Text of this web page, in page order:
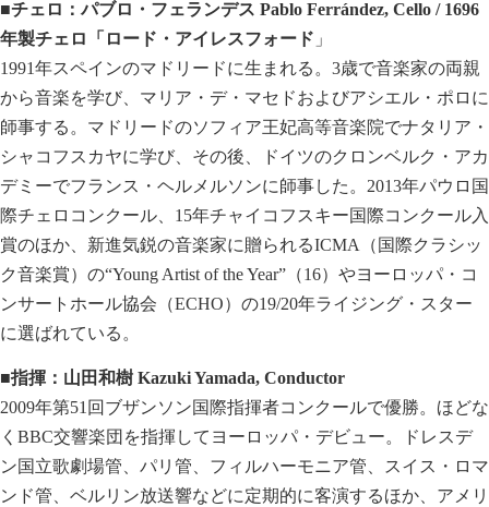
■チェロ：パブロ・フェランデス Pablo Ferrández, Cello / 1696
年製チェロ「ロード・アイレスフォード 」
1991年スペインのマドリードに生まれる。3歳で音楽家の両親
から音楽を学び、マリア・デ・マセドおよびアシエル・ポロに
師事する。マドリードのソフィア王妃高等音楽院でナタリア・
シャコフスカヤに学び、その後、ドイツのクロンベルク・アカ
デミーでフランス・ヘルメルソンに師事した。2013年パウロ国
際チェロコンクール、15年チャイコフスキー国際コンクール入
賞のほか、新進気鋭の音楽家に贈られるICMA（国際クラシッ
ク音楽賞）の“Young Artist of the Year”（16）やヨーロッパ・コ
ンサートホール協会（ECHO）の19/20年ライジング・スター
に選ばれている。
■指揮：山田和樹 Kazuki Yamada, Conductor
2009年第51回ブザンソン国際指揮者コンクールで優勝。ほどな
くBBC交響楽団を指揮してヨーロッパ・デビュー。ドレスデ
ン国立歌劇場管、パリ管、フィルハーモニア管、スイス・ロマ
ンド管、ベルリン放送響などに定期的に客演するほか、アメリ